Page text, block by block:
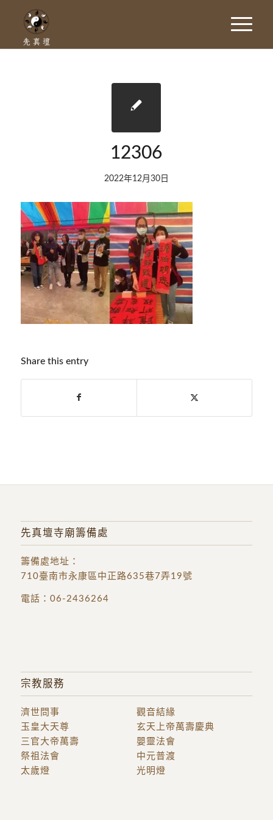
12306
2022年12月30日
Share this entry
先真壇寺廟籌備處
籌備處地址 ：
710臺南市永康區中正路635巷7弄19號
電話： 06-2436264
宗教服務
濟世問事
觀音結緣
玉皇大天尊
三官大帝萬壽
玄天上帝萬壽慶典
嬰靈法會
祭祖法會
中元普渡
太歲燈
光明燈